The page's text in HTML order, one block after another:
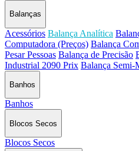
Balanças
Acessórios Balança Analítica
Computadora (Preços) Balança
Pesar Pessoas Balança de Precisão
Industrial 2090 Prix Balança
Banhos
Banhos
Blocos Secos
Blocos Secos